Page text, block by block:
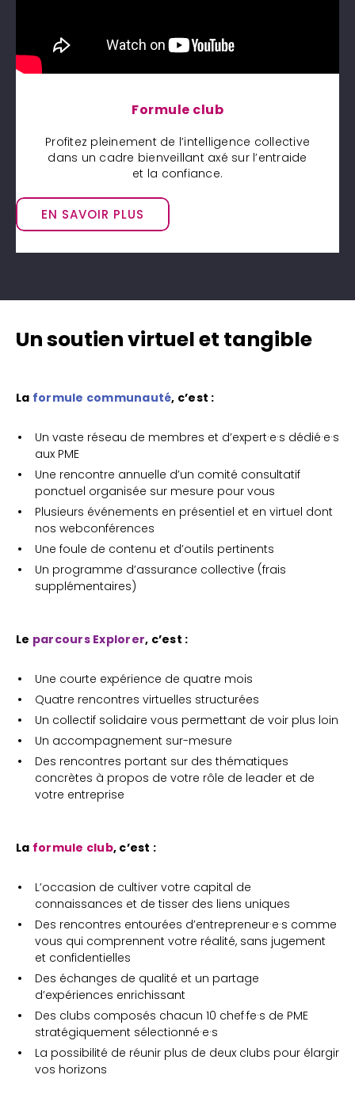
Formule club
Profitez pleinement de l’intelligence collective
dans un cadre bienveillant axé sur l’entraide
et la confiance.
EN SAVOIR PLUS
Un soutien virtuel et tangible
La formule communauté, c’est :
Un vaste réseau de membres et d’expert·e·s dédié·e·s
aux PME
Une rencontre annuelle d’un comité consultatif
ponctuel organisée sur mesure pour vous
Plusieurs événements en présentiel et en virtuel dont
nos webconférences
Une foule de contenu et d’outils pertinents
Un programme d’assurance collective (frais
supplémentaires)
Le parcours Explorer, c’est :
Une courte expérience de quatre mois
Quatre rencontres virtuelles structurées
Un collectif solidaire vous permettant de voir plus loin
Un accompagnement sur-mesure
Des rencontres portant sur des thématiques
concrètes à propos de votre rôle de leader et de
votre entreprise
La formule club, c’est :
L’occasion de cultiver votre capital de
connaissances et de tisser des liens uniques
Des rencontres entourées d’entrepreneur·e·s comme
vous qui comprennent votre réalité, sans jugement
et confidentielles
Des échanges de qualité et un partage
d’expériences enrichissant
Des clubs composés chacun 10 chef·fe·s de PME
stratégiquement sélectionné·e·s
La possibilité de réunir plus de deux clubs pour élargir
vos horizons